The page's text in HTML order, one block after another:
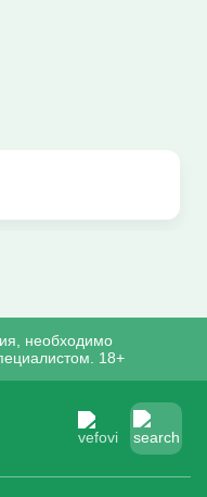
необходимо
18+